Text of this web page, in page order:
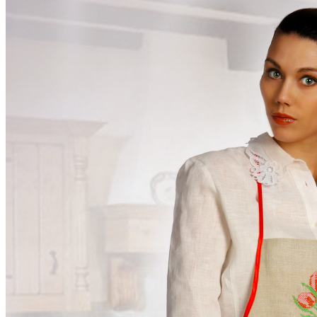
Сумки из льна для продуктов
Сумочки на шею | сумка для телефона...
Головные уборы
Декоративные салфетки | народный стиль
Салфетки из льна в наборах
Постельное белье из льна и хлопка
Постельное белье из льна с вышивкой
Постельное белье из хлопка с вышивкой
Мешочки лен хлопок
Короба подарочные